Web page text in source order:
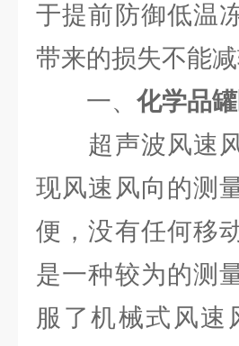
于提前防御低温
带来的损失不能
一、 化学品
超声波风速风
现风速风向的测
便，没有任何移
是一种较为的测
服了机械式风速